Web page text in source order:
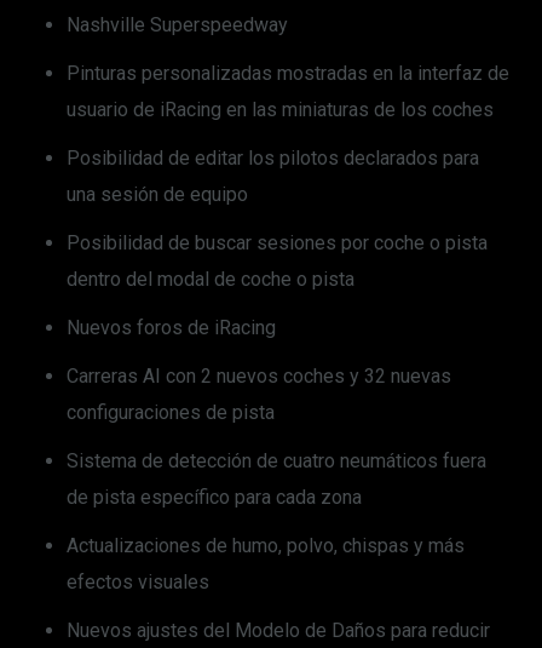
Nashville Superspeedway
Pinturas personalizadas mostradas en la interfaz de
usuario de iRacing en las miniaturas de los coches
Posibilidad de editar los pilotos declarados para
una sesión de equipo
Posibilidad de buscar sesiones por coche o pista
dentro del modal de coche o pista
Nuevos foros de iRacing
Carreras AI con 2 nuevos coches y 32 nuevas
configuraciones de pista
Sistema de detección de cuatro neumáticos fuera
de pista específico para cada zona
Actualizaciones de humo, polvo, chispas y más
efectos visuales
Nuevos ajustes del Modelo de Daños para reducir